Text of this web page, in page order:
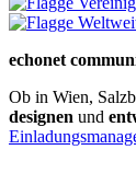
echonet
Ob in Wien,
designen und